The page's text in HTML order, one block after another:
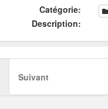
Catégorie:
Description:
Suivant